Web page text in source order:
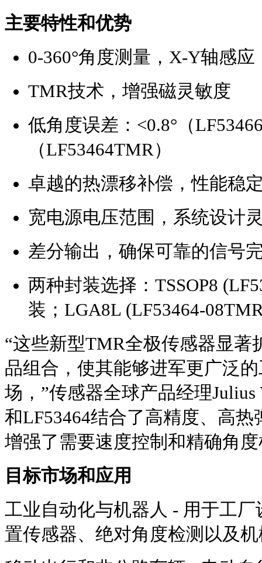
主要特性和优势
0-360°角度测量，X-Y轴感应
TMR技术，增强磁灵敏度
低角度误差：<0.8°（
（LF53464TMR）
卓越的热漂移补偿，性能稳
宽电源电压范围，系统设计
差分输出，确保可靠的信号
两种封装选择：TSSOP8
装；LGA8L (LF53464-
“这些新型TMR全极传感器显著
品组合，使其能够进军更广泛
场，”传感器全球产品经理Julius
和LF53464结合了高精度、高
增强了需要速度控制和精确角
目标市场和应用
工业自动化与机器人 - 用于工
置传感器、绝对角度检测以及